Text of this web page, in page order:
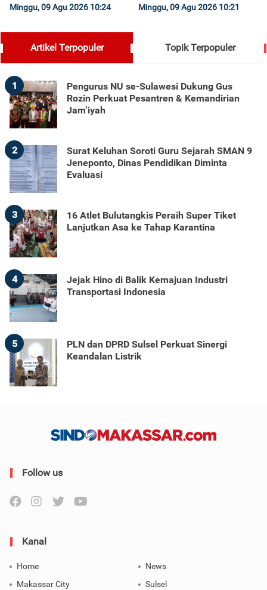
Minggu, 09 Agu 2026 10:24 Minggu, 09 Agu 2026 10:21
Artikel Terpopuler Topik Terpopuler
1
Pengurus NU se-Sulawesi Dukung Gus
Rozin Perkuat Pesantren & Kemandirian
Jam’iyah
2
Surat Keluhan Soroti Guru Sejarah SMAN 9
Jeneponto, Dinas Pendidikan Diminta
Evaluasi
3
16 Atlet Bulutangkis Peraih Super Tiket
Lanjutkan Asa ke Tahap Karantina
4
Jejak Hino di Balik Kemajuan Industri
Transportasi Indonesia
5
PLN dan DPRD Sulsel Perkuat Sinergi
Keandalan Listrik
Follow us
Kanal
Home
News
Makassar City
Sulsel